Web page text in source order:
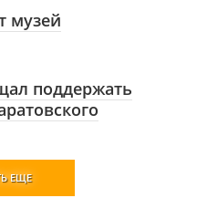
музей
поддержать
ЕЩЕ